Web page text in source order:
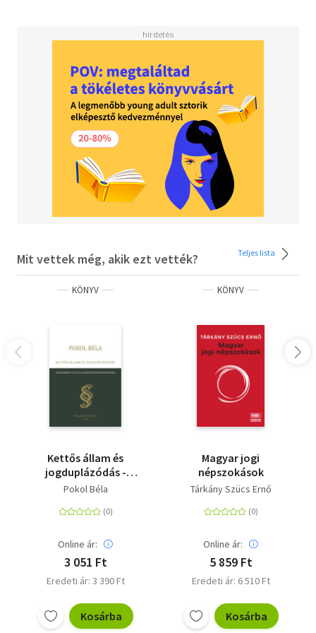
Mit vettek még, akik ezt vették? Teljes lista
KÖNYV
Kettős állam és
jogduplázódás -
Alkotmányi jog és a
duplázódása
Pokol Béla
Online ár:
3 051 Ft
Eredeti ár: 3 390 Ft
Kosárba
KÖNYV
Magyar jogi
népszokások
Tárkány Szücs Ernő
Online ár:
5 859 Ft
Eredeti ár: 6 510 Ft
Kosárba